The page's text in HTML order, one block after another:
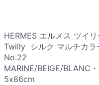
HERMES エルメス ツイリ
Twilly シルク マルチカラ
No.22
MARINE/BEIGE/BLANC・
5x86cm